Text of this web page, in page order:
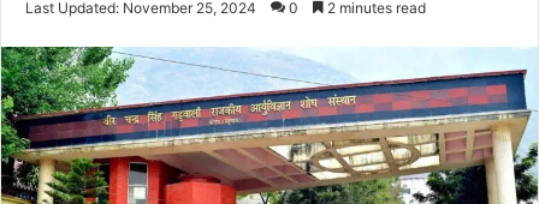
d
n
e
m
a
Last Updated: November 25, 2024 0 2 minutes read